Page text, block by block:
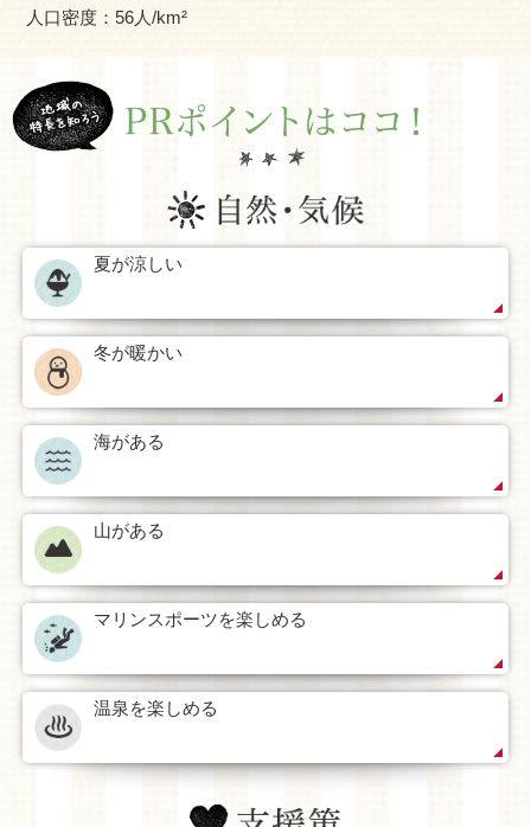
ます。今後は移住者や移住希望者の方向けのイベントやツ
します。
人口密度：56人/km²
夏が涼しい
冬が暖かい
海がある
山がある
マリンスポーツを楽しめる
温泉を楽しめる